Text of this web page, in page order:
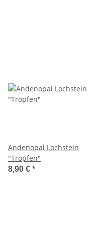
Andenopal Lochstein
"Tropfen"
8,90 € *